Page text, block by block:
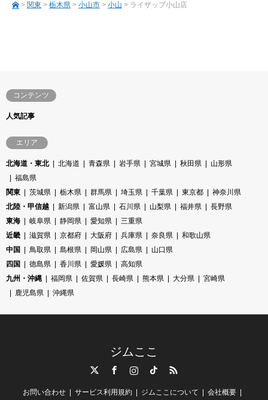
> 関東 > 栃木県 > 小山市 > 小山 > ライザップ小山店
コンテンツ
人気記事
エリア
北海道・東北 北海道 青森県 岩手県 宮城県 秋田県
山形県
福島県
関東
茨城県 栃木県 群馬県 埼玉県 千葉県 東京都
神奈川県
北陸・甲信越
新潟県 富山県 石川県 山梨県 福井県
長野県
東海
岐阜県 静岡県 愛知県
三重県
近畿
滋賀県 京都府 大阪府 兵庫県 奈良県
和歌山県
中国
鳥取県 島根県 岡山県 広島県
山口県
四国
徳島県 香川県 愛媛県
高知県
九州・沖縄
福岡県 佐賀県 長崎県 熊本県 大分県
宮崎県
鹿児島県
沖縄県
ジムここ
TikTok RSS
お問い合わせ サービス利用規約 ジムここについて 会社概要